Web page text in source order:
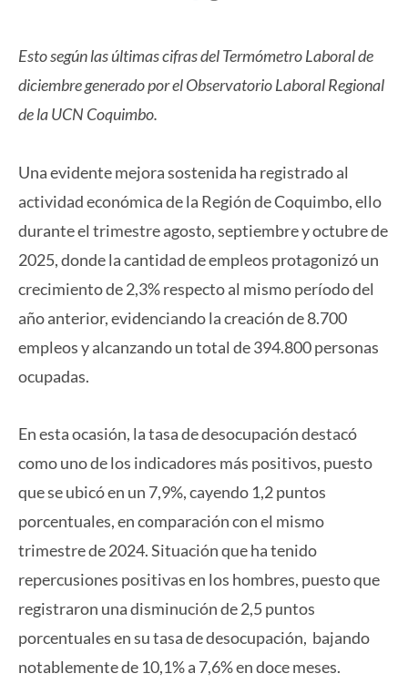
Esto según las últimas cifras del Termómetro Laboral de
diciembre generado por el Observatorio Laboral Regional
de la UCN Coquimbo.
Una evidente mejora sostenida ha registrado al
actividad económica de la Región de Coquimbo, ello
durante el trimestre agosto, septiembre y octubre de
2025, donde la cantidad de empleos protagonizó un
crecimiento de 2,3% respecto al mismo período del
año anterior, evidenciando la creación de 8.700
empleos y alcanzando un total de 394.800 personas
ocupadas.
En esta ocasión, la tasa de desocupación destacó
como uno de los indicadores más positivos, puesto
que se ubicó en un 7,9%, cayendo 1,2 puntos
porcentuales, en comparación con el mismo
trimestre de 2024. Situación que ha tenido
repercusiones positivas en los hombres, puesto que
registraron una disminución de 2,5 puntos
porcentuales en su tasa de desocupación, bajando
notablemente de 10,1% a 7,6% en doce meses.